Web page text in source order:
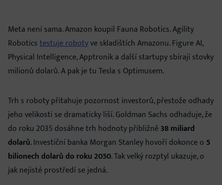
Meta není sama. Amazon koupil Fauna Robotics. Agility
Roboticstestuje robotyve skladištích Amazonu. Figure AI,
Physical Intelligence, Apptronik a další startupy sbírají stovky
milionů dolarů. A pak je tu Tesla s Optimusem.
Trh s roboty přitahuje pozornost investorů, přestože odhady
jeho velikosti se dramaticky liší. Goldman Sachs odhaduje, že
do roku 2035 dosáhne trh hodnoty přibližně38 miliard
dolarů. Investiční banka Morgan Stanley hovoří dokonce o 5
bilionech dolarů do roku 2050. Tak velký rozptyl ukazuje, o
jak nejisté prostředí se jedná.